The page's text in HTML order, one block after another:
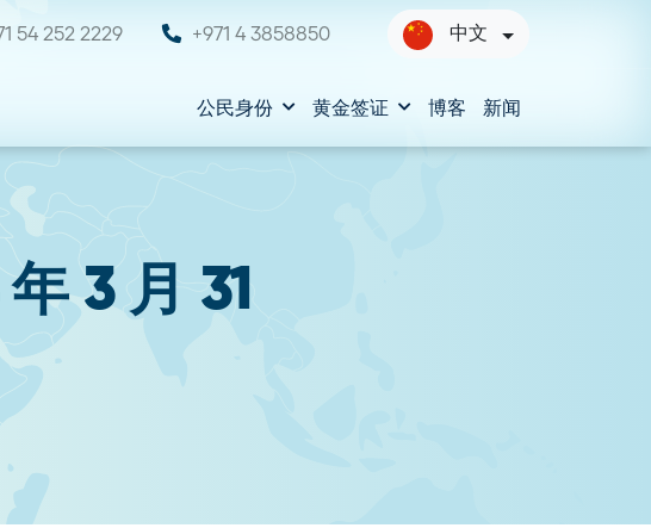
54 252 2229 +971 4 3858850 中文
公民身份 黄金签证 博客 新闻
3 月 31